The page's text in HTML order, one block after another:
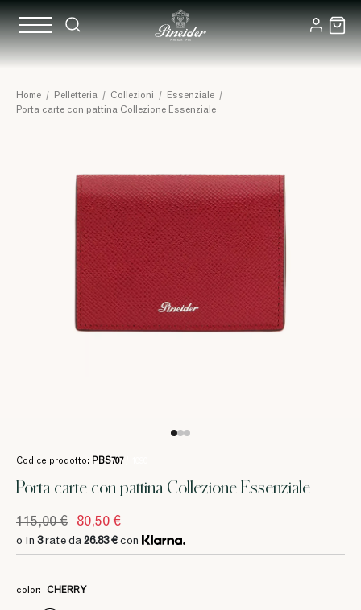
Home / Pelletteria / Collezioni / Essenziale /
Porta carte con pattina Collezione Essenziale
Codice prodotto: PBS707
Porta carte con pattina Collezione Essenziale
115,00 € 80,50 €
o in 3rate da 26.83 € con
color: CHERRY